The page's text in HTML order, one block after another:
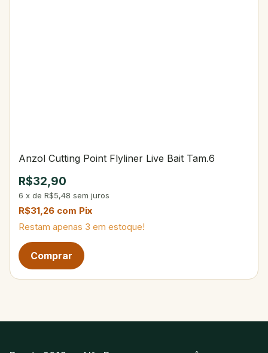
Anzol Cutting Point Flyliner Live Bait Tam.6
R$32,90
6 x de R$5,48 sem juros
R$31,26 com Pix
Restam apenas 3 em estoque!